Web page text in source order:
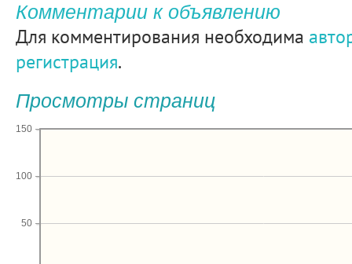
Комментарии к объявлению
Для комментирования необходима
регистрация.
Просмотры страниц
50
100
150